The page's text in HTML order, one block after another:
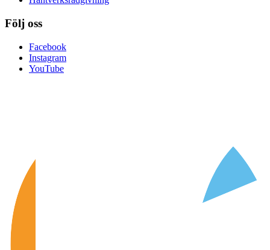
Följ oss
Facebook
Instagram
YouTube